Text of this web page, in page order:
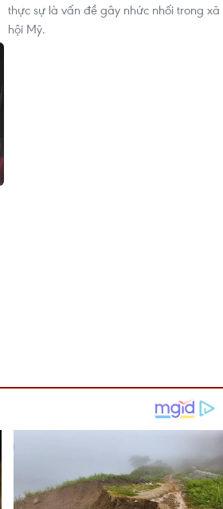
thực sự là vấn đề gây nhức nhối trong xã
hội Mỹ.